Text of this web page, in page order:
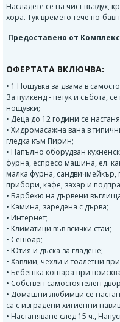
Насладете се на чист въздух,
хора. Тук времето тече по-
Предоставено от
ОФЕРТАТА ВКЛЮЧВА:
• 1 Нощувка за двама в
За пуикенд - петук и събота,
нощувки;
• Деца до 12 години се
• Хидромасажна вана в
гледка към Пирин;
• Напълно оборудван
фурна, еспресо машина, ел.
малка фурна, сандвичмейкър,
прибори, кафе, захар и
• Барбекю на дървени
• Камина, заредена с дърва;
• Интернет;
• Климатици във всички стаи;
• Сешоар;
• Ютия и дъска за гладене;
• Хавлии, чехли и тоалетни
• Бебешка кошара при
• Собствен самостоятелен
• Домашни любимци се
са с изградени хигиенни
• Настаняване след 15 ч.,